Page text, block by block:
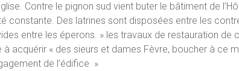
Contre le pignon sud vient buter le bâtiment de
constante. Des latrines sont disposées entre les
entre les éperons. » les travaux de restauration de
acquérir « des sieurs et dames Fèvre, boucher à ce
de l’édifice »